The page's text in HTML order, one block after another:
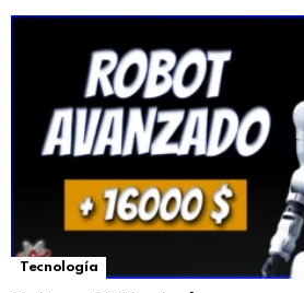
Tecnología